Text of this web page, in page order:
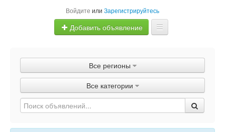
Войдите или Зарегистрируйтесь
Добавить объявление
Объявления
Быстрая продажа
Все регионы
Все категории